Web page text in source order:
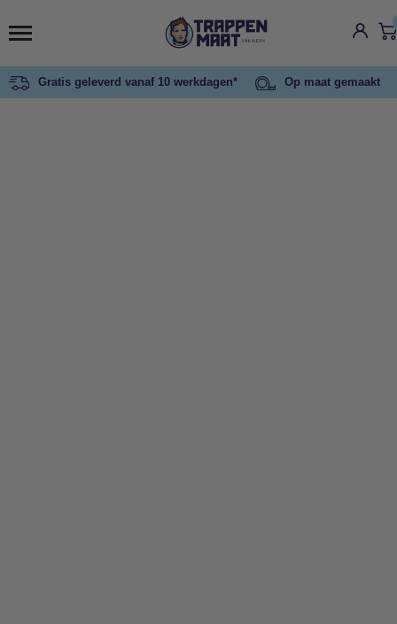
Gratis geleverd vanaf 10 werkdagen* Op maat gemaakt